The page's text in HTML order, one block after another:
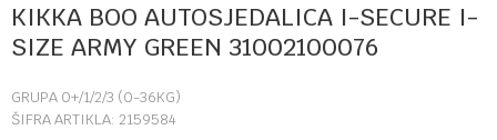
KIKKA BOO AUTOSJEDALICA I-SECURE I-
SIZE ARMY GREEN 31002100076
GRUPA 0+/1/2/3 (0-36KG)
ŠIFRA ARTIKLA: 2159584